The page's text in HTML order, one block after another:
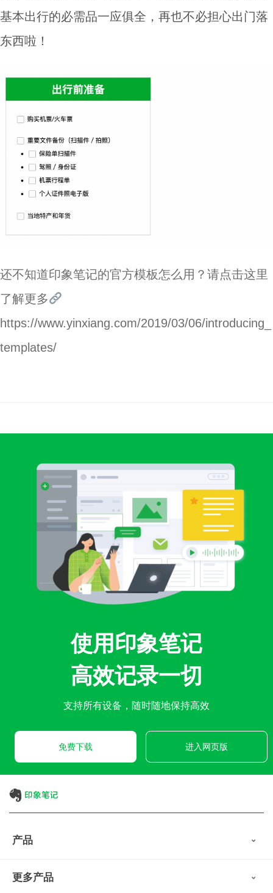
基本出行的必需品一应俱全，再也不必担心出门落
东西啦！
还不知道印象笔记的官方模板怎么用？请点击这里
了解更多
https://www.yinxiang.com/2019/03/06/introducing_
templates/
使用印象笔记
高效记录一切
支持所有设备，随时随地保持高效
免费下载 进入网页版
产品
会员权益
更多产品